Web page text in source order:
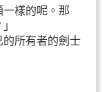
樣的呢。那
的所有者的劍士